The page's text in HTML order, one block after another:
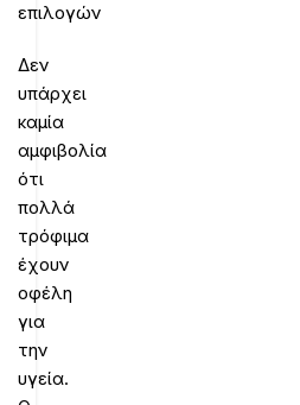
επιλογών
Δεν
υπάρχει
καμία
αμφιβολία
ότι
πολλά
τρόφιμα
έχουν
οφέλη
για
την
υγεία.